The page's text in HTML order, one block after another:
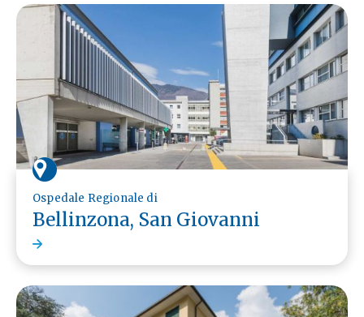
Ospedale Regionale di
Bellinzona, San Giovanni